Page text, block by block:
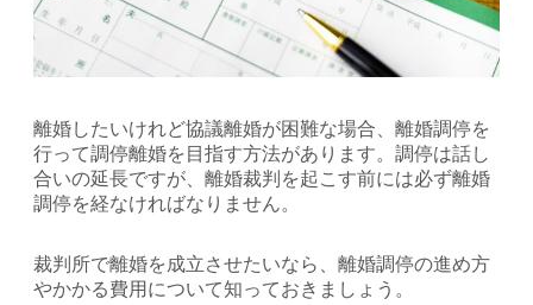
離婚したいけれど協議離婚が困難な場合、離婚調停を
行って調停離婚を目指す方法があります。調停は話し
合いの延長ですが、離婚裁判を起こす前には必ず離婚
調停を経なければなりません。
裁判所で離婚を成立させたいなら、離婚調停の進め方
やかかる費用について知っておきましょう。